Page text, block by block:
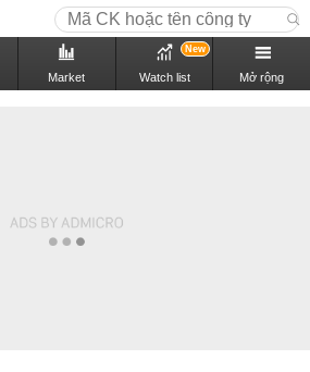
Market Watch list
New
Mở rộng